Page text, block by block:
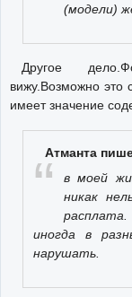
(модели)
Другое
вижу.Возможно это
имеет значение
Атманта
в моей
никак
иногда в
нарушать.